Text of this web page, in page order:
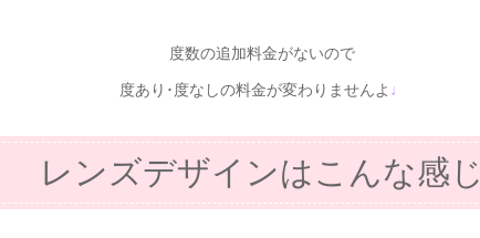
度数の追加料金がないので
度あり･度なしの料金が変わりませんよ ♩
レンズデザインはこんな感じ